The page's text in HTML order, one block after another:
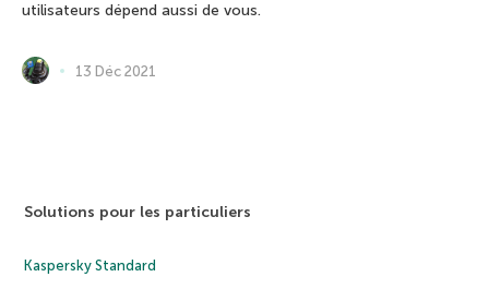
utilisateurs dépend aussi de vous.
13 Déc 2021
Solutions pour les particuliers
Kaspersky Standard